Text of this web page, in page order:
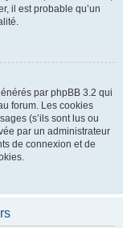
il est probable qu’un
par phpBB 3.2 qui
forum. Les cookies
(s’ils sont lus ou
par un administrateur
de connexion et de